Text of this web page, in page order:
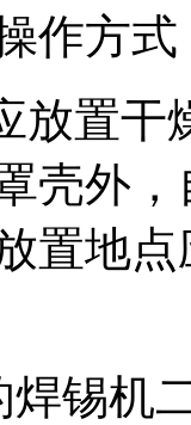
作方
放置
壳外
置地
锡机